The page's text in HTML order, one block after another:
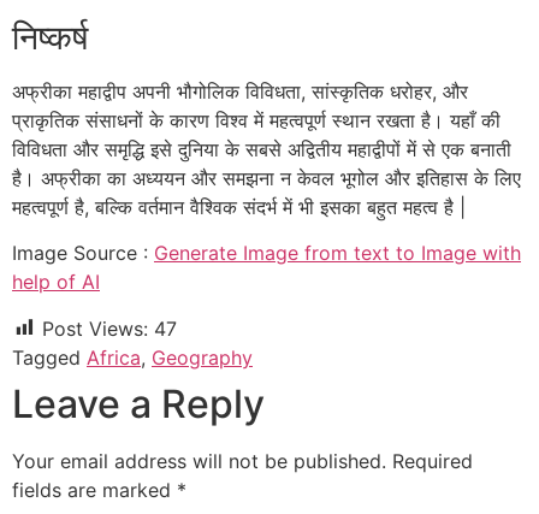
निष्कर्ष
अफ्रीका महाद्वीप अपनी भौगोलिक विविधता, सांस्कृतिक धरोहर, और
प्राकृतिक संसाधनों के कारण विश्व में महत्वपूर्ण स्थान रखता है। यहाँ की
विविधता और समृद्धि इसे दुनिया के सबसे अद्वितीय महाद्वीपों में से एक बनाती
है। अफ्रीका का अध्ययन और समझना न केवल भूगोल और इतिहास के लिए
महत्वपूर्ण है, बल्कि वर्तमान वैश्विक संदर्भ में भी इसका बहुत महत्व है |
Image Source : Generate Image from text to Image with
help of AI
Post Views: 47
Tagged Africa, Geography
Leave a Reply
Your email address will not be published. Required
fields are marked *